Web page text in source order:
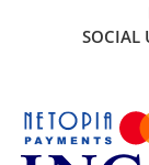
SOCIAL